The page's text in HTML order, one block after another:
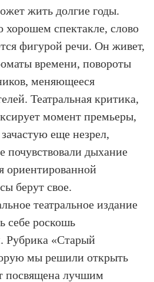
жить долгие годы.
хорошем спектакле, слово
фигурой речи. Он живет,
времени, повороты
меняющееся
Театральная критика,
момент премьеры,
еще незрел,
почувствовали дыхание
ориентированной
берут свое.
театральное издание
себе роскошь
Рубрика «Старый
мы решили открыть
посвящена лучшим